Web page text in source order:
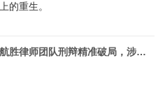
的重生。
、销售伪劣产品案成功变更罪名为包庇罪，刑期从十年以上降至实报实销